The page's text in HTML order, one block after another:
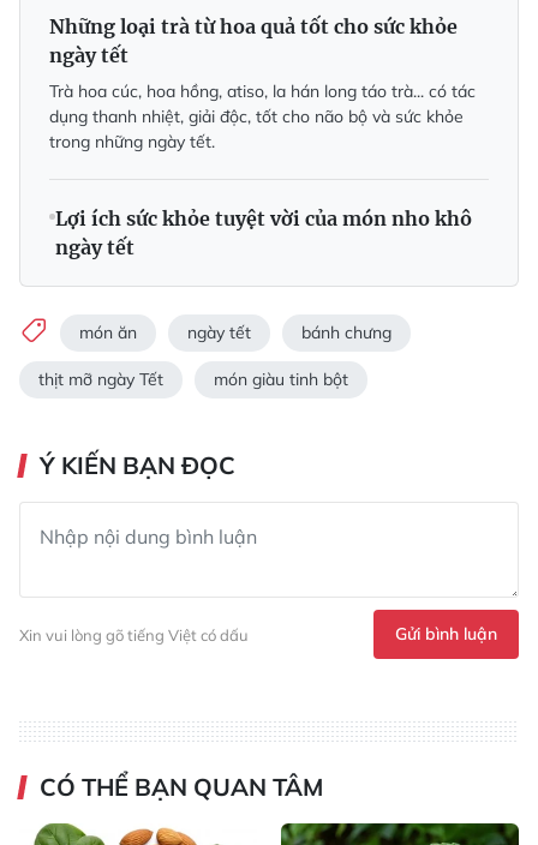
Những loại trà từ hoa quả tốt cho sức khỏe
ngày tết
Trà hoa cúc, hoa hồng, atiso, la hán long táo trà... có tác
dụng thanh nhiệt, giải độc, tốt cho não bộ và sức khỏe
trong những ngày tết.
Lợi ích sức khỏe tuyệt vời của món nho khô
ngày tết
món ăn ngày tết bánh chưng
thịt mỡ ngày Tết món giàu tinh bột
Ý KIẾN BẠN ĐỌC
Xin vui lòng gõ tiếng Việt có dấu Gửi bình luận
CÓ THỂ BẠN QUAN TÂM